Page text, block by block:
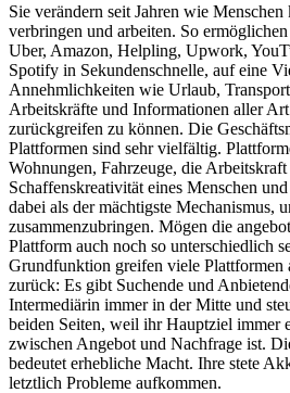
Sie verändern seit Jahren wie
verbringen und arbeiten. So
Uber, Amazon, Helpling, Upwork,
Spotify in Sekundenschnelle, auf eine
Annehmlichkeiten wie Urlaub,
Arbeitskräfte und Informationen aller
zurückgreifen zu können. Die
Plattformen sind sehr vielfältig.
Wohnungen, Fahrzeuge, die
Schaffenskreativität eines Menschen
dabei als der mächtigste Mechanismus,
zusammenzubringen. Mögen die
Plattform auch noch so unterschiedlich
Grundfunktion greifen viele Plattformen
zurück: Es gibt Suchende und
Intermediärin immer in der Mitte und
beiden Seiten, weil ihr Hauptziel immer
zwischen Angebot und Nachfrage ist.
bedeutet erhebliche Macht. Ihre stete
letztlich Probleme aufkommen.